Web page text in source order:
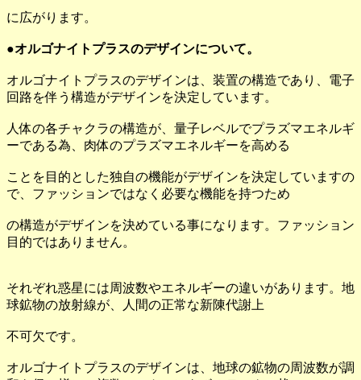
に広がります。
●オルゴナイトプラスのデザインについて。
オルゴナイトプラスのデザインは、装置の構造であり、電子
回路を伴う構造がデザインを決定しています。
人体の各チャクラの構造が、量子レベルでプラズマエネルギ
ーである為、肉体のプラズマエネルギーを高める
ことを目的とした独自の機能がデザインを決定していますの
で、ファッションではなく必要な機能を持つため
の構造がデザインを決めている事になります。ファッション
目的ではありません。
それぞれ惑星には周波数やエネルギーの違いがあります。地
球鉱物の放射線が、人間の正常な新陳代謝上
不可欠です。
オルゴナイトプラスのデザインは、地球の鉱物の周波数が調